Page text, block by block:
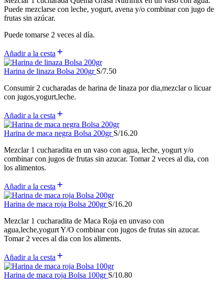
Puede mezclarse con leche, yogurt, avena y/o combinar con jugo de
frutas sin azúcar.
Puede tomarse 2 veces al día.
Añadir a la cesta
Harina de linaza Bolsa 200gr S/7.50
Consumir 2 cucharadas de harina de linaza por dia,mezclar o licuar
con jugos,yogurt,leche.
Añadir a la cesta
Harina de maca negra Bolsa 200gr S/16.20
Mezclar 1 cucharadita en un vaso con agua, leche, yogurt y/o
combinar con jugos de frutas sin azucar. Tomar 2 veces al dia, con
los alimentos.
Añadir a la cesta
Harina de maca roja Bolsa 200gr S/16.20
Mezclar 1 cucharadita de Maca Roja en unvaso con
agua,leche,yogurt Y/O combinar con jugos de frutas sin azucar.
Tomar 2 veces al dia con los aliments.
Añadir a la cesta
Harina de maca roja Bolsa 100gr S/10.80